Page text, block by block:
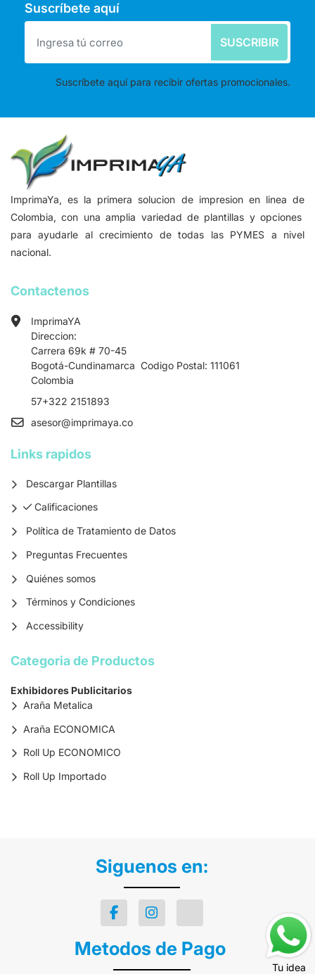
Suscríbete aquí
SUSCRIBIR
Suscríbete aquí para recibir ofertas promocionales.
ImprimaYa, es la primera solucion de impresion en linea de
Colombia, con una amplia variedad de plantillas y opciones
para ayudarle al crecimiento de todas las PYMES a nivel
nacional.
Contactenos
ImprimaYA
Direccion:
Carrera 69k # 70-45
Bogotá-Cundinamarca Codigo Postal: 111061
Colombia
57+322 2151893
asesor@imprimaya.co
Links rapidos
Descargar Plantillas
Calificaciones
Calificaciones
Política de Tratamiento de Datos
Preguntas Frecuentes
Quiénes somos
Términos y Condiciones
Accessibility
Categoria de Productos
Exhibidores Publicitarios
Araña Metalica
Araña ECONOMICA
Roll Up ECONOMICO
Roll Up Importado
Siguenos en:
Metodos de Pago
Tu idea